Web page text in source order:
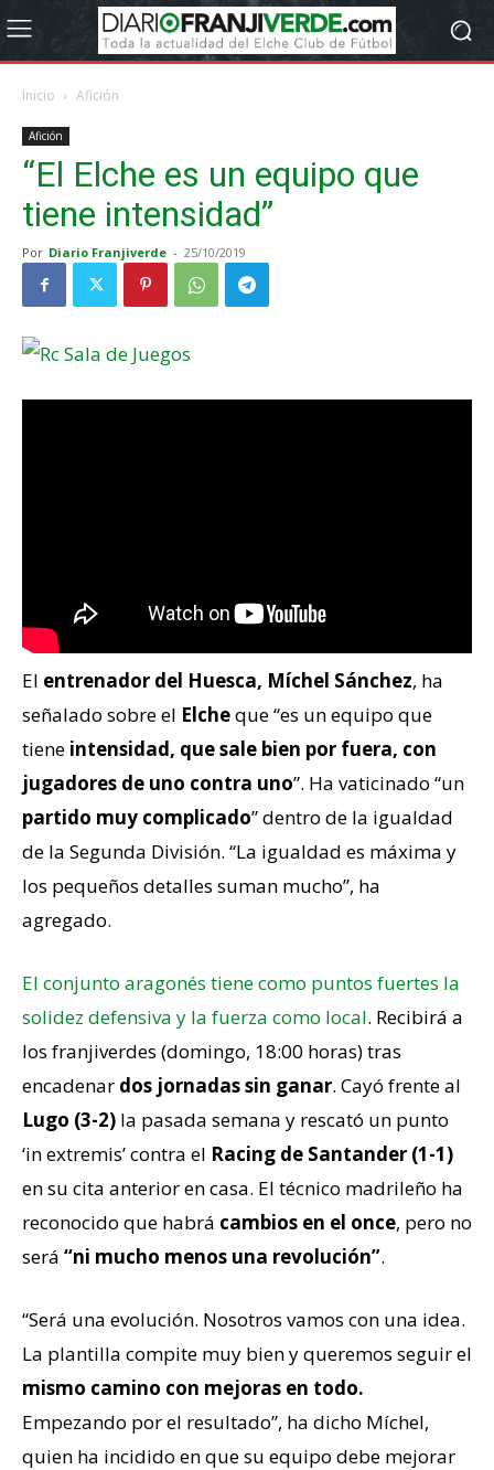
Inicio Afición
Afición
“El Elche es un equipo que
tiene intensidad”
Por Diario Franjiverde - 25/10/2019
El entrenador del Huesca, Míchel Sánchez, ha
señalado sobre el Elcheque “es un equipo que
tiene intensidad, que sale bien por fuera, con
jugadores de uno contra uno”. Ha vaticinado “un
partido muy complicado” dentro de la igualdad
de la Segunda División. “La igualdad es máxima y
los pequeños detalles suman mucho”, ha
agregado.
El conjunto aragonés tiene como puntos fuertes la
solidez defensiva y la fuerza como local. Recibirá a
los franjiverdes (domingo, 18:00 horas) tras
encadenar dos jornadas sin ganar. Cayó frente al
Lugo (3-2) la pasada semana y rescató un punto
‘in extremis’ contra el Racing de Santander (1-1)
en su cita anterior en casa. El técnico madrileño ha
reconocido que habrá cambios en el once, pero no
será “ni mucho menos una revolución”.
“Será una evolución. Nosotros vamos con una idea.
La plantilla compite muy bien y queremos seguir el
mismo camino con mejoras en todo.
Empezando por el resultado”, ha dicho Míchel,
quien ha incidido en que su equipo debe mejorar